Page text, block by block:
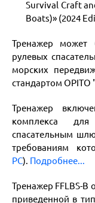
Survival Craft
Boats)» (2024
Тренажер может
рулевых
морских
стандартом
Тренажер
комплекса
спасательным
требованиям
РС). Подробнее...
Тренажер FFLBS-B
приведенной в